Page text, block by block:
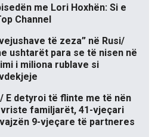
me Lori Hoxhën: Si e
Channel
të zeza” në Rusi/
ushtarët para se të nisen në
i miliona rublave si
E detyroi të flinte me të nën
vriste familjarët, 41-vjeçari
9-vjeçare të partneres